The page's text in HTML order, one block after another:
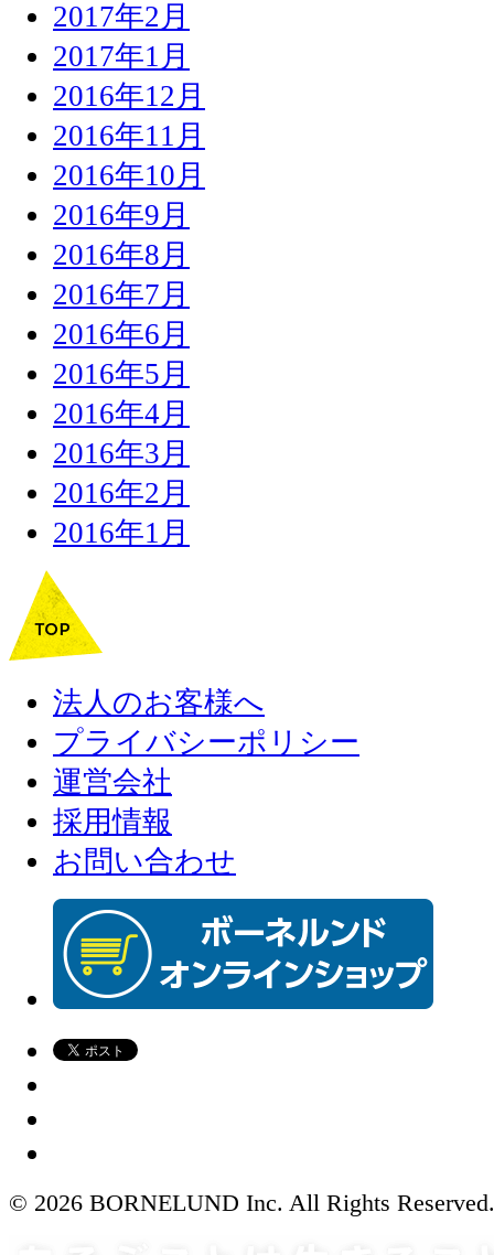
2017年2月
2017年1月
2016年12月
2016年11月
2016年10月
2016年9月
2016年8月
2016年7月
2016年6月
2016年5月
2016年4月
2016年3月
2016年2月
2016年1月
法人のお客様へ
プライバシーポリシー
運営会社
採用情報
お問い合わせ
© 2026 BORNELUND Inc. All Rights Reserved.